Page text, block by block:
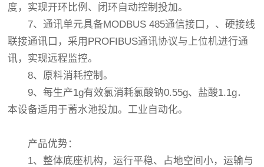
度，实现开环比例、闭环自动控制投加。
7、通讯单元具备MODBUS 485通信接口，、硬接线
联接通讯口，采用PROFIBUS通讯协议与上位机进行通
讯，实现远程监控。
8、原料消耗控制。
9、每生产1g有效氯消耗氯酸钠0.55g、盐酸1.1g．
本设备适用于蓄水池投加。工业自动化。
产品优势：
1、整体底座机构，运行平稳、占地空间小，运输与